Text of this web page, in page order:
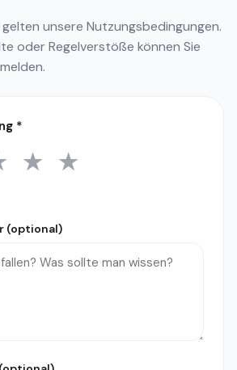
unsere Nutzungsbedingungen.
oder Regelverstöße können Sie
melden.
*
Sterne
4 Sterne
★ 5 Sterne
★
(optional)